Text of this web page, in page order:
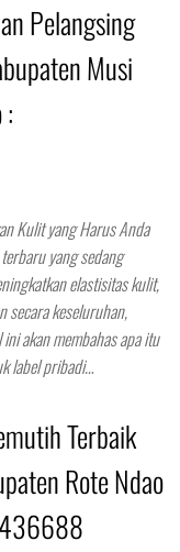
Pelangsing
Musi
:
Kulit yang Harus Anda
yang sedang
elastisitas kulit,
secara keseluruhan,
akan membahas apa itu
label pribadi…
Terbaik
Rote Ndao